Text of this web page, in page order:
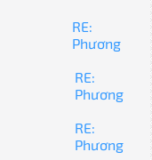
RE:
Phương
RE:
Phương
RE:
Phương